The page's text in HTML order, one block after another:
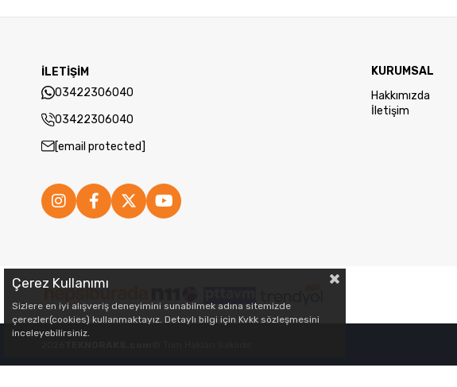
İLETİŞİM
03422306040
03422306040
[email protected]
KURUMSAL
Hakkımızda
İletişim
Çerez Kullanımı
Sizlere en iyi alışveriş deneyimini sunabilmek adına sitemizde
çerezler(cookies) kullanmaktayız. Detaylı bilgi için Kvkk sözleşmesini
inceleyebilirsiniz.